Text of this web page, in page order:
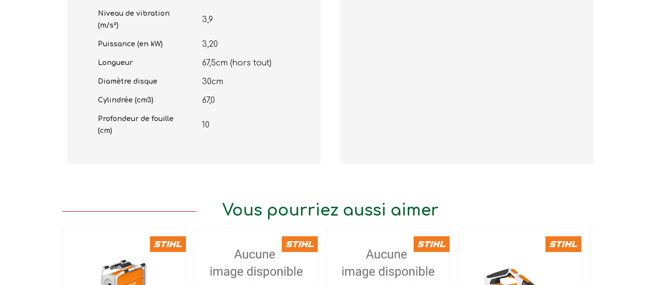
Niveau de vibration
(m/s²)
3,9
Puissance (en kW) 3,20
Longueur 67,5cm (hors tout)
Diamètre disque 30cm
Cylindrée (cm3) 67,0
Profondeur de fouille
(cm)
10
Vous pourriez aussi aimer